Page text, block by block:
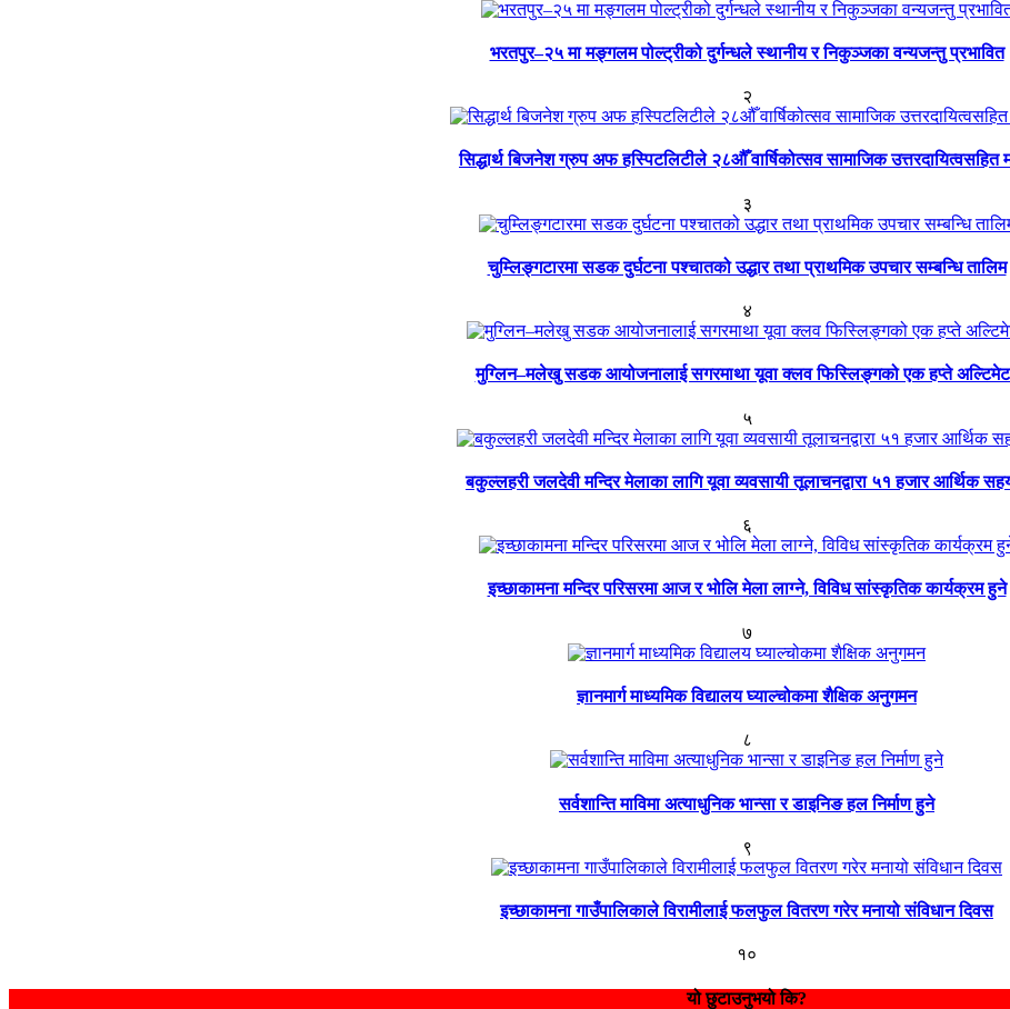
भरतपुर–२५ मा मङ्गलम पोल्ट्रीको दुर्गन्धले स्थानीय र निकुञ्जका वन्यजन्तु प्रभावित
२
सिद्धार्थ बिजनेश ग्रुप अफ हस्पिटलिटीले २८औँ वार्षिकोत्सव सामाजिक उत्तरदायित्वसहित
३
चुम्लिङ्गटारमा सडक दुर्घटना पश्चातको उद्धार तथा प्राथमिक उपचार सम्बन्धि तालिम
४
मुग्लिन–मलेखु सडक आयोजनालाई सगरमाथा यूवा क्लव फिस्लिङ्गको एक हप्ते
५
बकुल्लहरी जलदेवी मन्दिर मेलाका लागि यूवा व्यवसायी तूलाचनद्वारा ५१ हजार आर्थिक
६
इच्छाकामना मन्दिर परिसरमा आज र भोलि मेला लाग्ने, विविध सांस्कृतिक कार्यक्रम हुने
७
ज्ञानमार्ग माध्यमिक विद्यालय घ्याल्चोकमा शैक्षिक अनुगमन
८
सर्वशान्ति माविमा अत्याधुनिक भान्सा र डाइनिङ हल निर्माण हुने
९
इच्छाकामना गाउँपालिकाले विरामीलाई फलफुल वितरण गरेर मनायो संविधान दिवस
१०
यो छुटाउनुभयो कि?